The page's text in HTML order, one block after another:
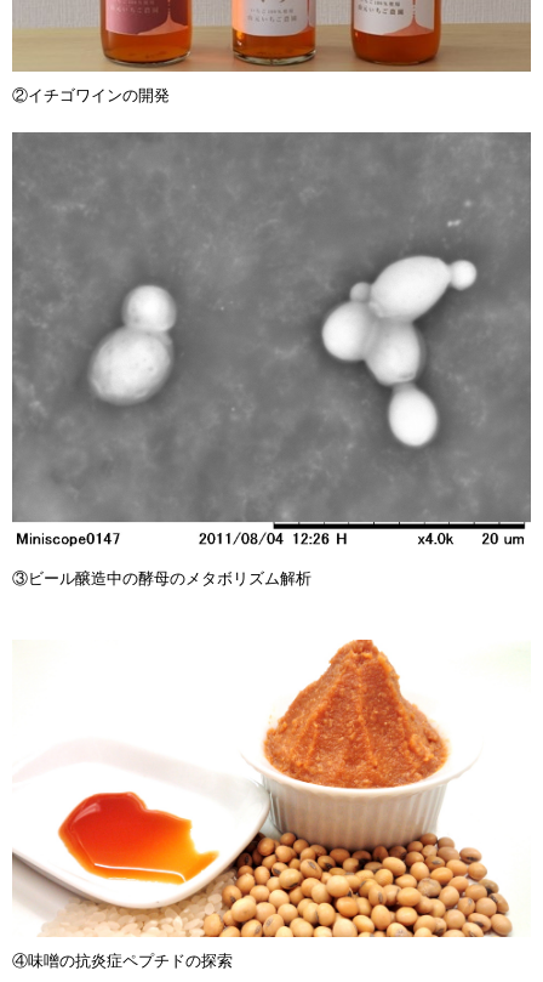
②イチゴワインの開発
③ビール醸造中の酵母のメタボリズム解析
④味噌の抗炎症ペプチドの探索